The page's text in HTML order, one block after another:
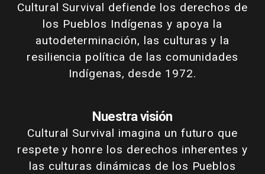
Cultural Survival defiende los derechos de
los Pueblos Indígenas y apoya la
autodeterminación, las culturas y la
resiliencia política de las comunidades
Indígenas, desde 1972.
Nuestra visión
Cultural Survival imagina un futuro que
respete y honre los derechos inherentes y
las culturas dinámicas de los Pueblos